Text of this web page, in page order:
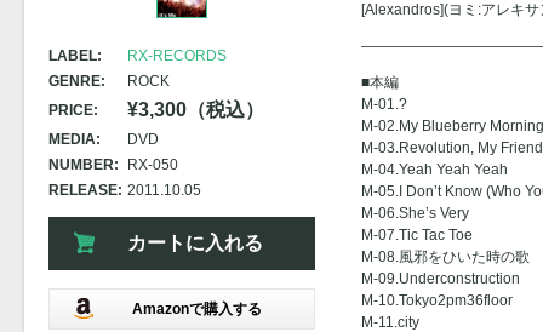
LABEL:
RX-RECORDS
GENRE:
ROCK
PRICE:
¥3,300（税込）
MEDIA:
DVD
NUMBER:
RX-050
RELEASE: 2011.10.05
カートに入れる
Amazonで購入する
[Alexandros](ヨミ:アレキ
■本編
M-01.?
M-02.My Blueberry Morning
M-03.Revolution, My Friend
M-04.Yeah Yeah Yeah
M-05.I Don’t Know (Who
M-06.She’s Very
M-07.Tic Tac Toe
M-08.風邪をひいた時の歌
M-09.Underconstruction
M-10.Tokyo2pm36floor
M-11.city